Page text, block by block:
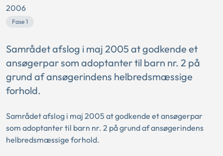
2006
Fase 1
Samrådet afslog i maj 2005 at godkende et
ansøgerpar som adoptanter til barn nr. 2 på
grund af ansøgerindens helbredsmæssige
forhold.
Samrådet afslog i maj 2005 at godkende et ansøgerpar
som adoptanter til barn nr. 2 på grund af ansøgerindens
helbredsmæssige forhold.